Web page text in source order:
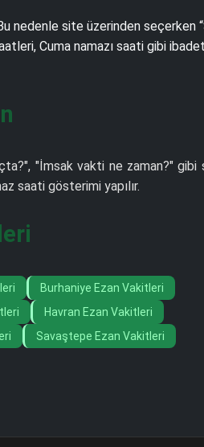
nedenle site üzerinden seçerken
Cuma namazı saati gibi
"İmsak vakti ne zaman?" gibi
saati gösterimi yapılır.
Burhaniye Ezan Vakitleri
Havran Ezan Vakitleri
Savaştepe Ezan Vakitleri